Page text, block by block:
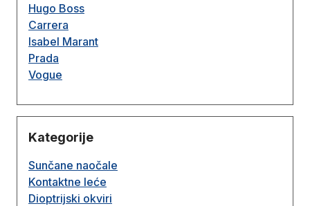
Hugo Boss
Carrera
Isabel Marant
Prada
Vogue
Kategorije
Sunčane naočale
Kontaktne leće
Dioptrijski okviri